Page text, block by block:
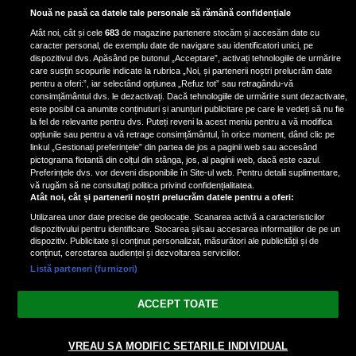
Horoscop marți, 28 ianuarie 2025.
Daniela Simulescu, previziuni
pentru toate zodiile
Daniela Simulescu, astrolog DC...
4 zodii primesc un semn puternic
din partea Universului pe 28
ianuarie 2025. Vezi dacă te afli
printre ele
Nouă ne pasă ca datele tale personale să rămână confidențiale
Atât noi, cât și cele683 de magazine partenere stocăm și accesăm date cu
caracter personal, de exemplu date de navigare sau identificatori unici, pe
dispozitivul dvs. Apăsând pe butonul „Acceptare”, activați tehnologiile de urmărire
care susțin scopurile indicate la rubrica „Noi, și partenerii noștri prelucrăm date
pentru a oferi:”, iar selectând opțiunea „Refuz tot” sau retragându-vă
consimțământul dvs. le dezactivați. Dacă tehnologiile de urmărire sunt dezactivate,
este posibil ca anumite conținuturi și anunțuri publicitare pe care le vedeți să nu fie
la fel de relevante pentru dvs. Puteți reveni la acest meniu pentru a vă modifica
opțiunile sau pentru a vă retrage consimțământul, în orice moment, dând clic pe
linkul „Gestionați preferințele” din partea de jos a paginii web sau accesând
pictograma flotantă din colțul din stânga, jos, al paginii web, dacă este cazul.
Preferințele dvs. vor deveni disponibile în Site-ul web. Pentru detalii suplimentare,
vă rugăm să ne consultați politica privind confidențialitatea.
Atât noi, cât și partenerii noștri prelucrăm datele pentru a oferi:
Utilizarea unor date precise de geolocație. Scanarea activă a caracteristicilor
dispozitivului pentru identificare. Stocarea și/sau accesarea informațiilor de pe un
dispozitiv. Publicitate și conținut personalizat, măsurători ale publicității și de
conținut, cercetarea audienței și dezvoltarea serviciilor.
Listă parteneri (furnizori)
ACCEPT TOATE
VREAU SA MODIFIC SETARILE INDIVIDUAL